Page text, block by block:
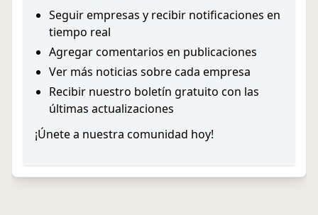
Seguir empresas y recibir notificaciones en
tiempo real
Agregar comentarios en publicaciones
Ver más noticias sobre cada empresa
Recibir nuestro boletín gratuito con las
últimas actualizaciones
¡Únete a nuestra comunidad hoy!